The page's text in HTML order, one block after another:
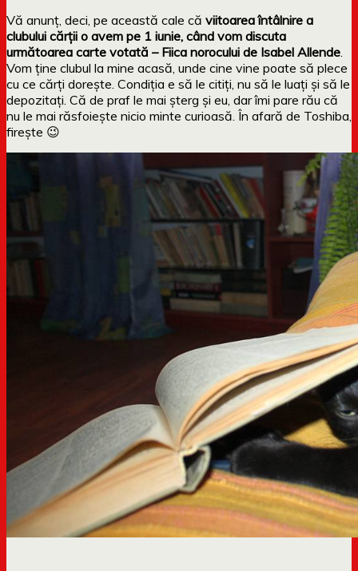
Vă anunț, deci, pe această cale că viitoarea întâlnire a
clubului cărții o avem pe 1 iunie, când vom discuta
următoarea carte votată – Fiica norocului de Isabel Allende
Vom ține clubul la mine acasă, unde cine vine poate să plece
cu ce cărți dorește. Condiția e să le citiți, nu să le luați și să le
depozitați. Că de praf le mai șterg și eu, dar îmi pare rău că
nu le mai răsfoiește nicio minte curioasă. În afară de Toshiba,
firește 😉